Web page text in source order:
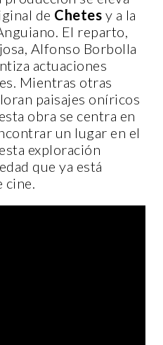
de Chetes y a la
El reparto,
Alfonso Borbolla
actuaciones
Mientras otras
paisajes oníricos
obra se centra en
un lugar en el
exploración
que ya está
cine.